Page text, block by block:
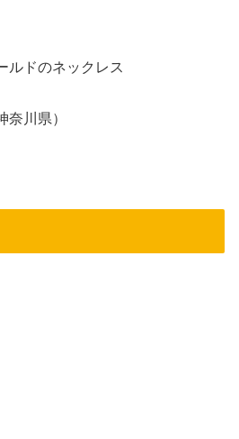
ルドのネックレス
奈川県）